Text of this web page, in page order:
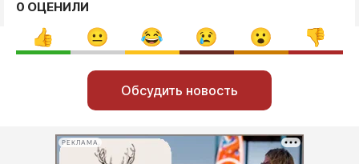
0 ОЦЕНИЛИ
Обсудить новость
РЕКЛАМА